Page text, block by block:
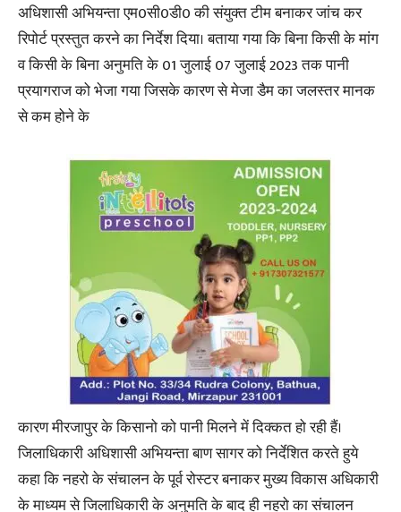
अधिशासी अभियन्ता एम0सी0डी0 की संयुक्त टीम बनाकर जांच कर
रिपोर्ट प्रस्तुत करने का निर्देश दिया। बताया गया कि बिना किसी के मांग
व किसी के बिना अनुमति के 01 जुलाई 07 जुलाई 2023 तक पानी
प्रयागराज को भेजा गया जिसके कारण से मेजा डैम का जलस्तर मानक
से कम होने के
कारण मीरजापुर के किसानो को पानी मिलने में दिक्कत हो रही हैं।
जिलाधिकारी अधिशासी अभियन्ता बाण सागर को निर्देशित करते हुये
कहा कि नहरो के संचालन के पूर्व रोस्टर बनाकर मुख्य विकास अधिकारी
के माध्यम से जिलाधिकारी के अनुमति के बाद ही नहरो का संचालन